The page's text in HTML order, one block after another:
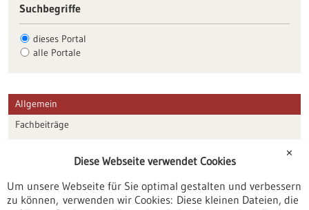
Suchbegriffe
dieses Portal
alle Portale
Allgemein
Fachbeiträge
Veranstaltungen
Erscheinungsdatum
✕
Diese Webseite verwendet Cookies
Um unsere Webseite für Sie optimal gestalten und verbessern
zu können, verwenden wir Cookies: Diese kleinen Dateien, die